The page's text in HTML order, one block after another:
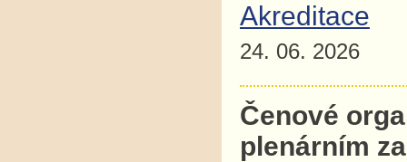
Akreditace
24. 06. 2026
Čenové
plenárním